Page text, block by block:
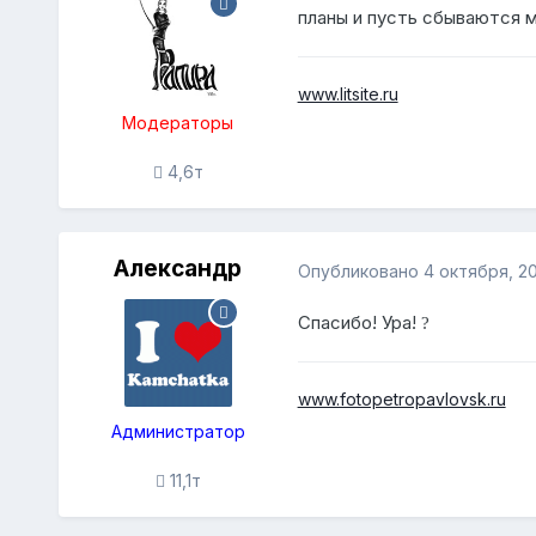
Модераторы
4,6т
планы и пусть сбываются
www.litsite.ru
Александр
Администратор
11,1т
Опубликовано 4 октября,
Спасибо! Ура! ?
www.fotopetropavlovsk.ru